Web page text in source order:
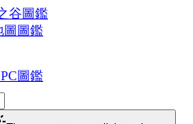
谷圖鑑
圖圖鑑
圖鑑